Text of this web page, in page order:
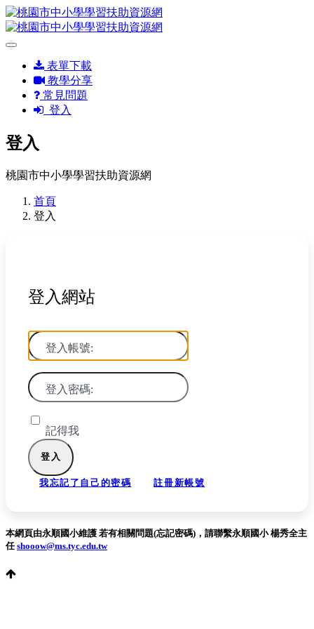
表單下載
教學分享
常見問題
登入
登入
桃園市中小學學習扶助資源網
首頁
登入
登入網站
登入帳號:
登入密碼:
記得我
我忘記了自己的密碼 註冊新帳號
本網頁由永順國小維護 若有相關問題(忘記密碼)，請聯繫永順國小 楊秀全主
任shooow@ms.tyc.edu.tw